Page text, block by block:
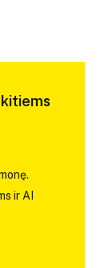
ir AI